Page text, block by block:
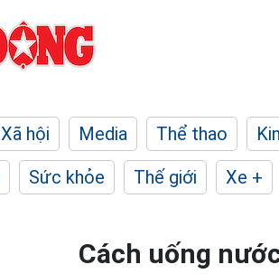
Xã hội Media Thể thao
Sức khỏe Thế giới Xe +
Cách uống